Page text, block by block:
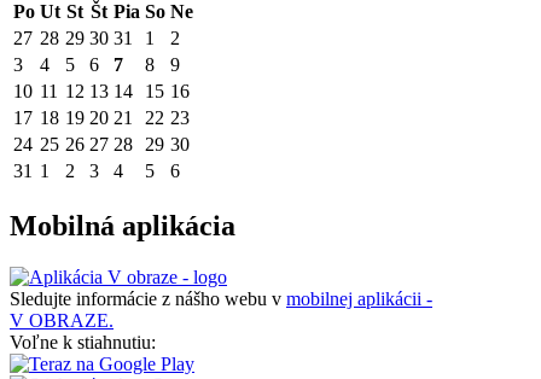
Po Ut St Št Pia So Ne
27 28 29 30 31 1
2
3
4 5 6 7 8
9
10 11 12 13 14 15 16
17 18 19 20 21 22 23
24 25 26 27 28 29 30
31 1 2 3 4 5 6
Mobilná aplikácia
Sledujte informácie z nášho webu v mobilnej aplikácii -
V OBRAZE.
Voľne k stiahnutiu: